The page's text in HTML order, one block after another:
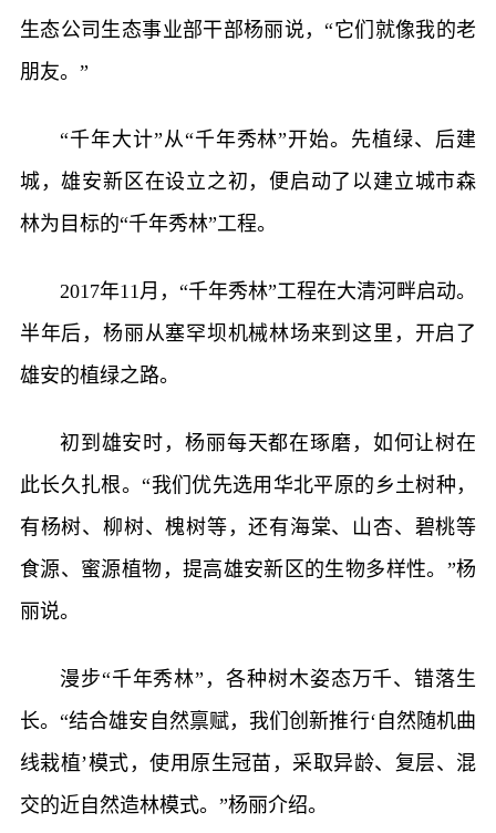
生态公司生态事业部干部杨丽说，“它们就像我的老
朋友。”
“千年大计”从“千年秀林”开始。先植绿、后建
城，雄安新区在设立之初，便启动了以建立城市森
林为目标的“千年秀林”工程。
2017年11月，“千年秀林”工程在大清河畔启动。
半年后，杨丽从塞罕坝机械林场来到这里，开启了
雄安的植绿之路。
初到雄安时，杨丽每天都在琢磨，如何让树在
此长久扎根。“我们优先选用华北平原的乡土树种，
有杨树、柳树、槐树等，还有海棠、山杏、碧桃等
食源、蜜源植物，提高雄安新区的生物多样性。”杨
丽说。
漫步“千年秀林”，各种树木姿态万千、错落生
长。“结合雄安自然禀赋，我们创新推行‘自然随机曲
线栽植’模式，使用原生冠苗，采取异龄、复层、混
交的近自然造林模式。”杨丽介绍。